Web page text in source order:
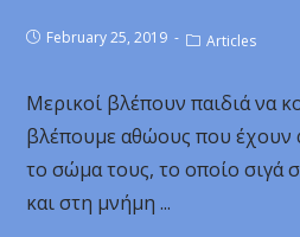
February 25, 2019 Articles
Μερικοί βλέπουν παιδιά να
βλέπουμε αθώους που έχουν
το σώμα τους, το οποίο σιγά
και στη μνήμη ...